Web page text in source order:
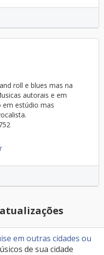
roll e blues mas na
autorais e em
em estúdio mas
em outras cidades ou
de sua cidade